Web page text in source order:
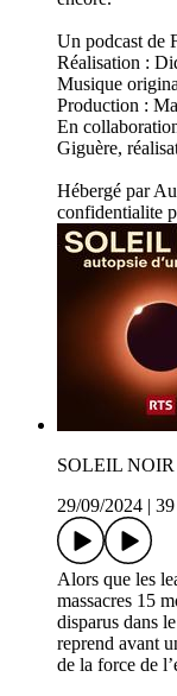
Un podcast de
Réalisation :
Musique
Production :
En
Giguère,
Hébergé par
confidentialite
SOLEIL NOIR
29/09/2024
Alors que les
massacres 15
disparus dans
reprend avant
de la force de